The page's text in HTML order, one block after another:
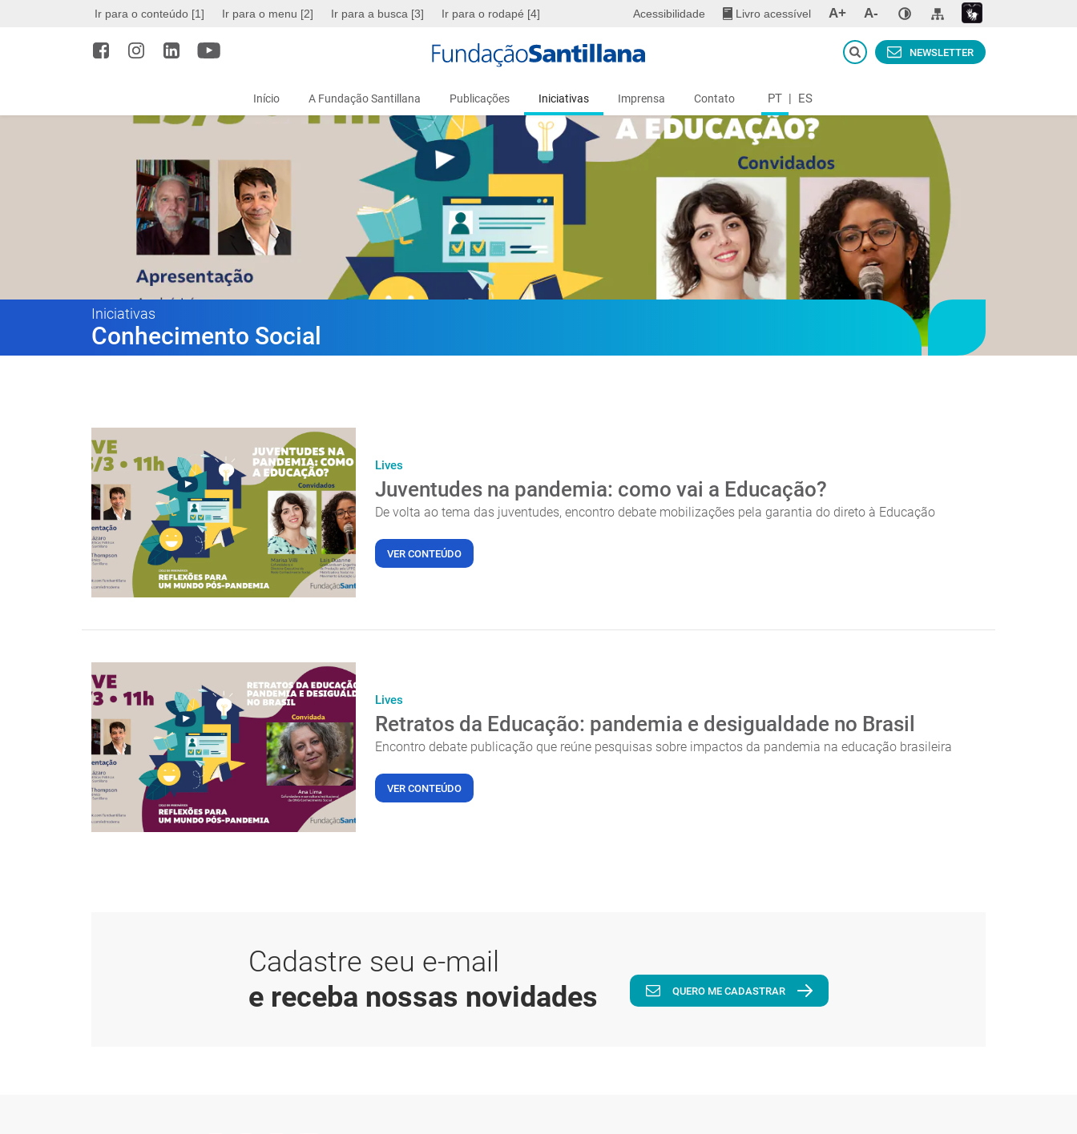
Ir para o conteúdo [1] Ir para o menu [2] Ir para a busca [3] Ir para o rodapé [4] Acessibilidade Livro acessível A+ A-
Início A Fundação Santillana Publicações Iniciativas Imprensa Contato PT | ES
NEWSLETTER
Iniciativas
Conhecimento Social
Lives
Juventudes na pandemia: como vai a Educação?
De volta ao tema das juventudes, encontro debate mobilizações pela garantia do direto à Educação
VER CONTEÚDO
Lives
Retratos da Educação: pandemia e desigualdade no Brasil
Encontro debate publicação que reúne pesquisas sobre impactos da pandemia na educação brasileira
VER CONTEÚDO
Cadastre seu e-mail
e receba nossas novidades
QUERO ME CADASTRAR